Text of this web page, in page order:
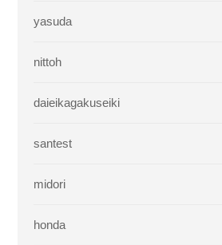
yasuda
nittoh
daieikagakuseiki
santest
midori
honda